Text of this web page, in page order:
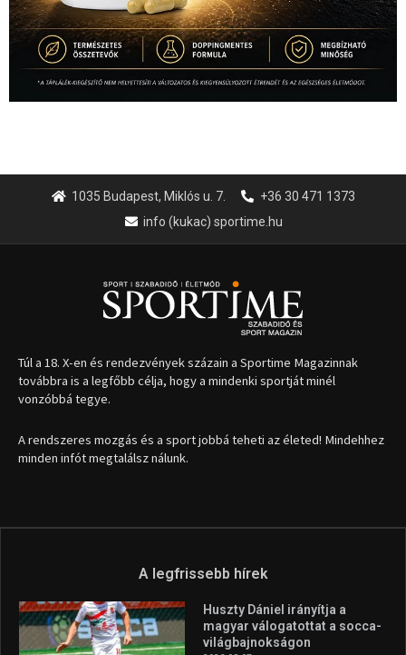
1035 Budapest, Miklós u. 7.
+36 30 471 1373
Túl a 18. X-en és rendezvények százain a Sportime Magazinnak
továbbra is a legfőbb célja, hogy a mindenki sportját minél
vonzóbbá tegye.